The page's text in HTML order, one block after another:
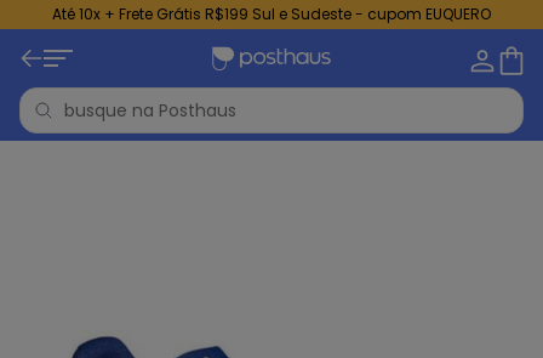
Até 10x + Frete Grátis R$199 Sul e Sudeste - cupom EUQUERO